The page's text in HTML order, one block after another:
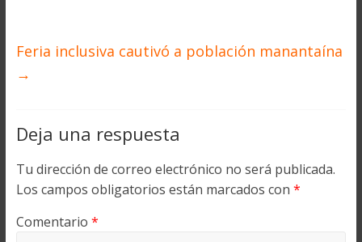
Feria inclusiva cautivó a población manantaína
→
Deja una respuesta
Tu dirección de correo electrónico no será publicada.
Los campos obligatorios están marcados con *
Comentario *